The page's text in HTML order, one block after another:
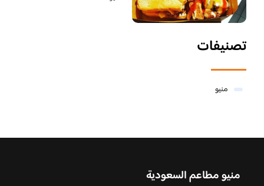
تصنيفات
منيو
منيو مطاعم السعودية